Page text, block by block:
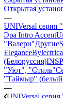
Открытая
—
UNIVersal серия
Эра Intro Accent
"Валери"Другие
Elegance
(Белоруссия)
"Уют", "Стиль"
"Таймыр" (белый,
—
UNIVersal